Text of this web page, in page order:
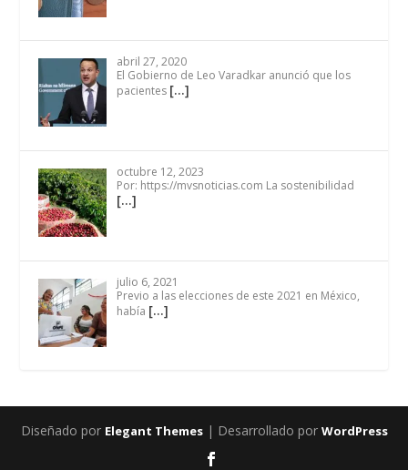
abril 27, 2020
El Gobierno de Leo Varadkar anunció que los
pacientes […]
octubre 12, 2023
Por: https://mvsnoticias.com La sostenibilidad
[…]
julio 6, 2021
Previo a las elecciones de este 2021 en México,
había […]
Diseñado por Elegant Themes| Desarrollado por WordPress